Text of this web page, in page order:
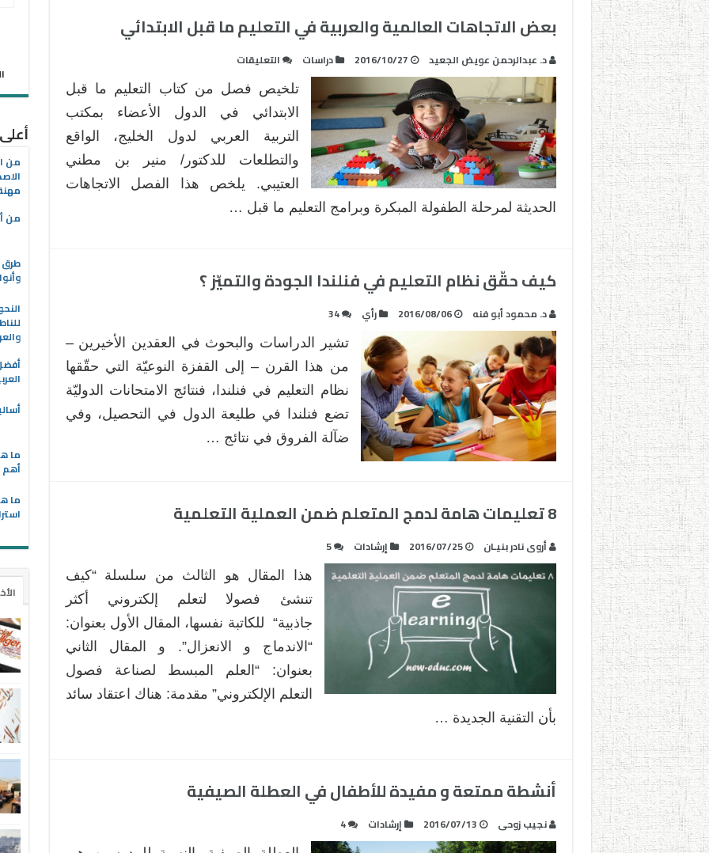
بعض الاتجاهات العالمية والعربية في التعليم ما قبل الابتدائي
د. عبدالرحمن عويض الجعيد 2016/10/27 دراسات التعليقات
الاتجاهات
العالمية
والعربية
في
التعليم
ما
تلخيص فصل من كتاب التعليم ما قبل
الابتدائي في الدول الأعضاء بمكتب
التربية العربي لدول الخليج، الواقع
والتطلعات للدكتور/ منير بن مطني
العتيبي. يلخص هذا الفصل الاتجاهات
الحديثة لمرحلة الطفولة المبكرة وبرامج التعليم ما قبل …
كيف حقّق نظام التعليم في فنلندا الجودة والتميّز ؟
د. محمود أبو فنه 2016/08/06 رأي 34
تشير الدراسات والبحوث في العقدين الأخيرين –
من هذا القرن – إلى القفزة النوعيّة التي حقّقها
نظام التعليم في فنلندا، فنتائج الامتحانات الدوليّة
تضع فنلندا في طليعة الدول في التحصيل، وفي
ضآلة الفروق في نتائج …
8 تعليمات هامة لدمج المتعلم ضمن العملية التعلمية
أروى نادر بنيـان 2016/07/25 إرشادات 5
هذا المقال هو الثالث من سلسلة “كيف
تنشئ فصولا لتعلم إلكتروني أكثر
جاذبية“ للكاتبة نفسها، المقال الأول بعنوان:
“الاندماج و الانعزال”. و المقال الثاني
بعنوان: “العلم المبسط لصناعة فصول
التعلم الإلكتروني” مقدمة: هناك اعتقاد سائد
بأن التقنية الجديدة …
أنشطة ممتعة و مفيدة للأطفال في العطلة الصيفية
نجيب زوحى 2016/07/13 إرشادات 4
من
من
طرق
ما
أهم
ما